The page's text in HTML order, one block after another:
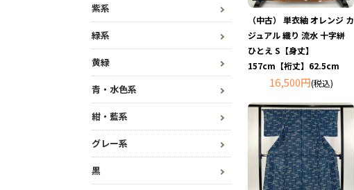
紫系
緑系
黄緑
青・水色系
紺・藍系
グレー系
黒
（中古） 単衣紬 オレンジ カ
ジュアル 織り 流水 十字絣
ひとえ S【身丈】
157cm【裄丈】62.5cm
16,500円(税込)